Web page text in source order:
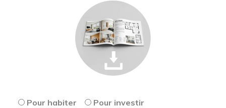
Pour habiter
Pour investir